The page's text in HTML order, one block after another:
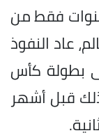
سنوات فقط من
عاد النفوذ
بطولة كأس
قبل أشهر